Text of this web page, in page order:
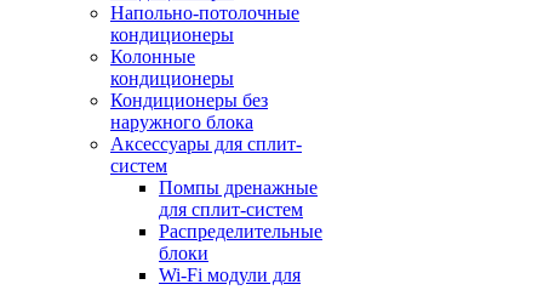
Напольно-потолочные
кондиционеры
Колонные
кондиционеры
Кондиционеры без
наружного блока
Аксессуары для сплит-
систем
Помпы дренажные
для сплит-систем
Распределительные
блоки
Wi-Fi модули для